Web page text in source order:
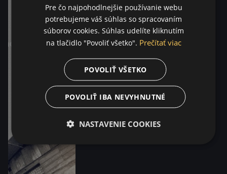
Pre čo najpohodlnejšie používanie webu
potrebujeme váš súhlas so spracovaním
súborov cookies. Súhlas udelíte kliknutím
na tlačidlo "Povoliť všetko". Prečítať viac
POVOLIŤ VŠETKO
POVOLIŤ IBA NEVYHNUTNÉ
NASTAVENIE COOKIES